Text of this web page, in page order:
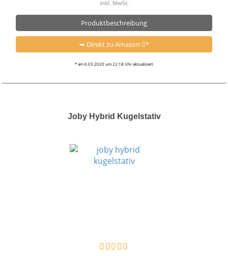
inkl. MwSt.
Produktbeschreibung
➥ Direkt zu Amazon *
* am 6.03.2020 um 22:18 Uhr aktualisiert
Joby Hybrid Kugelstativ